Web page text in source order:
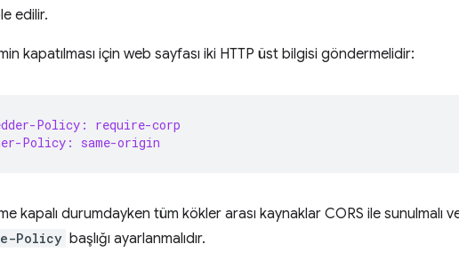
edilir.
kapatılması için web sayfası iki HTTP üst bilgisi göndermelidir:
Policy: require-corp
Policy: same-origin
kapalı durumdayken tüm kökler arası kaynaklar CORS ile sunulmalı
Policy başlığı ayarlanmalıdır.